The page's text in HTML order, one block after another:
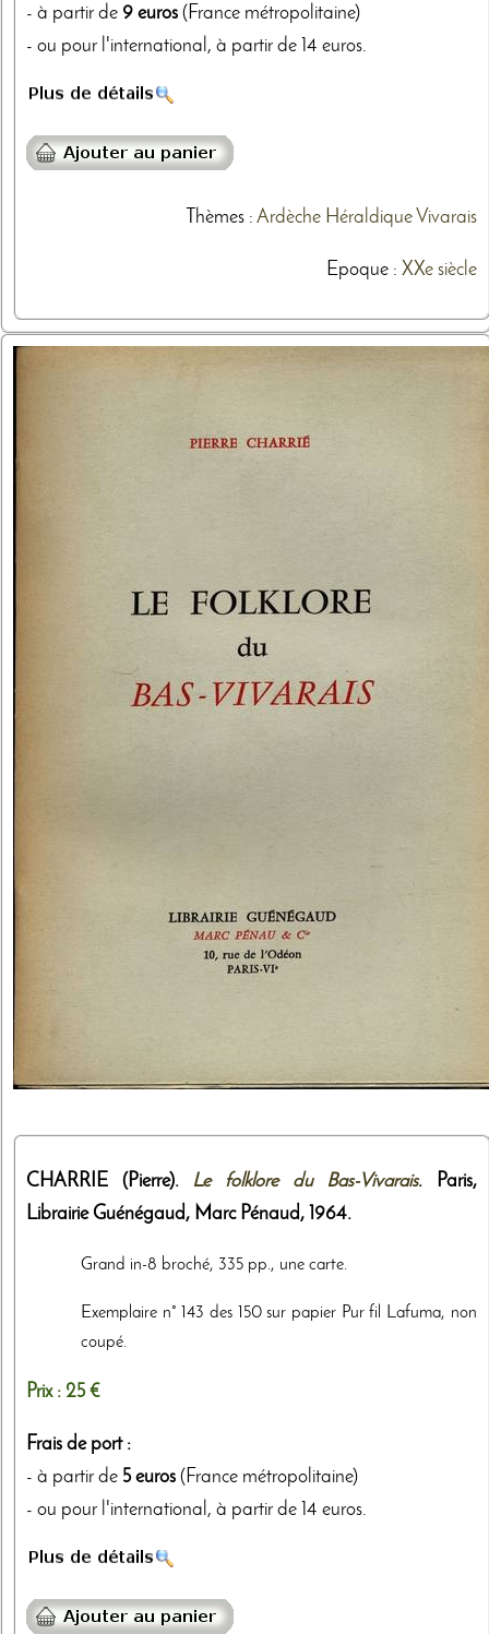
- à partir de 9 euros (France métropolitaine)
- ou pour l'international, à partir de 14 euros.
Thèmes: Ardèche Héraldique Vivarais
Epoque : XXe siècle
CHARRIE (Pierre). Le folklore du Bas-Vivarais. Paris,
Librairie Guénégaud, Marc Pénaud, 1964.
Grand in-8 broché, 335 pp., une carte.
Exemplaire n° 143 des 150 sur papier Pur fil Lafuma, non
coupé.
Prix : 25 €
Frais de port :
- à partir de 5 euros (France métropolitaine)
- ou pour l'international, à partir de 14 euros.